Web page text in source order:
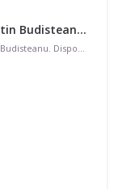
Menajeră, Strada General Constantin Budisteanu, Full Time, începând cu 3005 lei/lună